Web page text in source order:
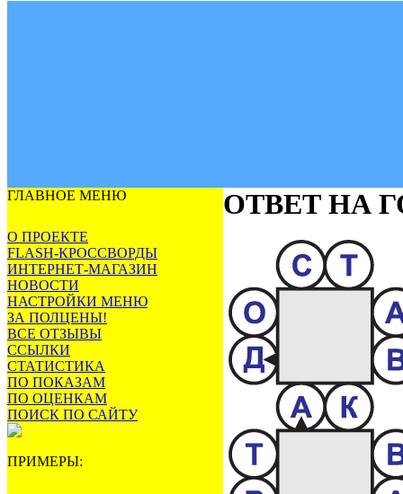
ГЛАВНОЕ МЕНЮ
О ПРОЕКТЕ
FLASH-КРОССВОРДЫ
ИНТЕРНЕТ-МАГАЗИН
НОВОСТИ
НАСТРОЙКИ МЕНЮ
ЗА ПОЛЦЕНЫ!
ВСЕ ОТЗЫВЫ
ССЫЛКИ
СТАТИСТИКА
ПО ПОКАЗАМ
ПО ОЦЕНКАМ
ПОИСК ПО САЙТУ
ПРИМЕРЫ:
ОТВЕТ НА